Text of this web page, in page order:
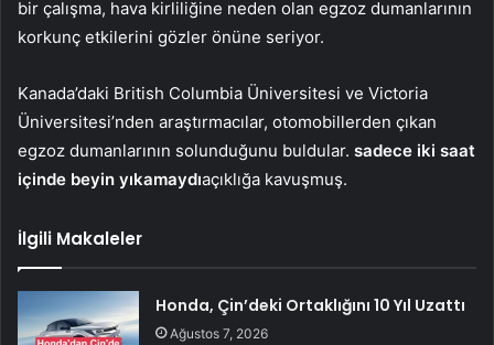
bir çalışma, hava kirliliğine neden olan egzoz dumanlarının
korkunç etkilerini gözler önüne seriyor.
Kanada’daki British Columbia Üniversitesi ve Victoria
Üniversitesi’nden araştırmacılar, otomobillerden çıkan
egzoz dumanlarının solunduğunu buldular. sadece iki saat
içinde beyin yıkamaydıaçıklığa kavuşmuş.
İlgili Makaleler
Honda, Çin’deki Ortaklığını 10 Yıl Uzattı
Ağustos 7, 2026